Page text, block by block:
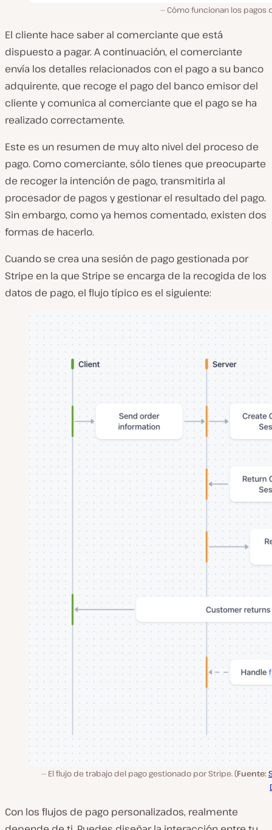
Cómo funcionan los pagos
El cliente hace saber al comerciante que está
dispuesto a pagar. A continuación, el comerciante
envía los detalles relacionados con el pago a su banco
adquirente, que recoge el pago del banco emisor del
cliente y comunica al comerciante que el pago se ha
realizado correctamente.
Este es un resumen de muy alto nivel del proceso de
pago. Como comerciante, sólo tienes que preocuparte
de recoger la intención de pago, transmitirla al
procesador de pagos y gestionar el resultado del pago.
Sin embargo, como ya hemos comentado, existen dos
formas de hacerlo.
Cuando se crea una sesión de pago gestionada por
Stripe en la que Stripe se encarga de la recogida de los
datos de pago, el flujo típico es el siguiente:
El flujo de trabajo del pago gestionado por Stripe. (Fuente:
Con los flujos de pago personalizados, realmente